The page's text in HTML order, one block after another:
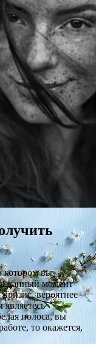
котором вы
данный момент
вероятнее
полоса, вы
то окажется,